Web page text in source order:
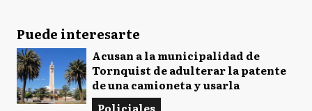
Puede interesarte
Acusan a la municipalidad de
Tornquist de adulterar la patente
de una camioneta y usarla
Policiales